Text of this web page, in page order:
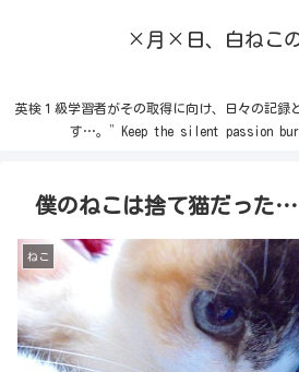
×月×日、白ねこ
英検１級学習者がその取得に向け、日々の記録
す…。”Keep the silent passion
僕のねこは捨て猫だった…
ねこ